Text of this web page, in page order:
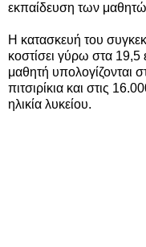
εκπαίδευση των
Η κατασκευή του
κοστίσει γύρω στα 19,5
μαθητή υπολογίζονται
πιτσιρίκια και στις
ηλικία λυκείου.